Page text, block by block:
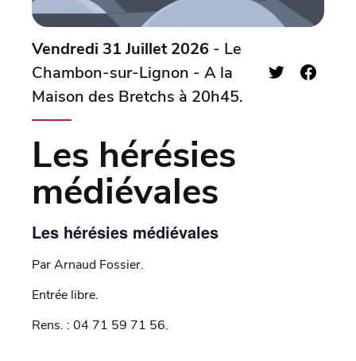
Vendredi 31 Juillet 2026 - Le
Chambon-sur-Lignon - A la
Maison des Bretchs à 20h45.
Les hérésies
médiévales
Les hérésies médiévales
Par Arnaud Fossier.
Entrée libre.
Rens. : 04 71 59 71 56.